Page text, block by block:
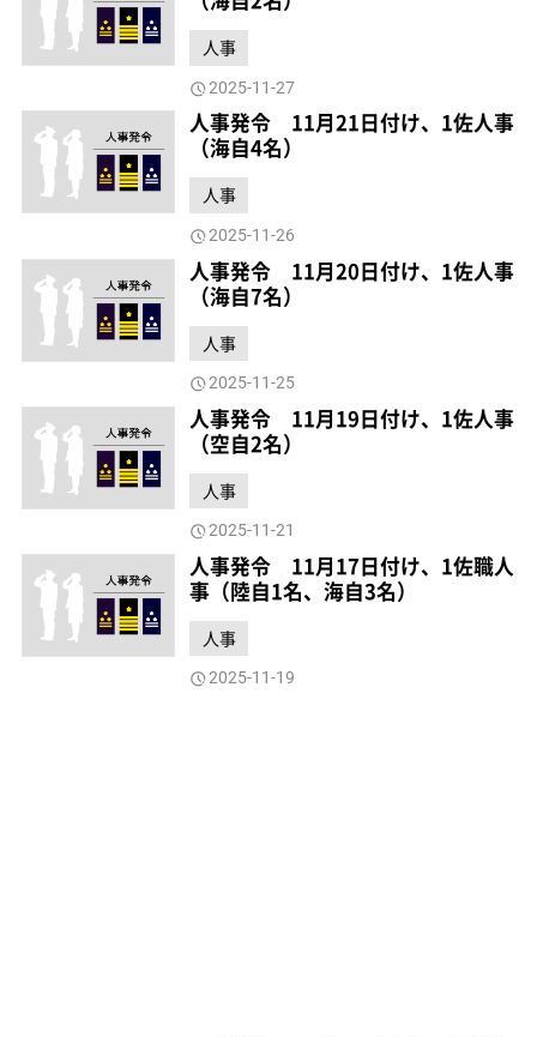
人事
2025-11-27
人事発令 11月21日付け、1佐人事
（海自4名）
人事
2025-11-26
人事発令 11月20日付け、1佐人事
（海自7名）
人事
2025-11-25
人事発令 11月19日付け、1佐人事
（空自2名）
人事
2025-11-21
人事発令 11月17日付け、1佐職人
事（陸自1名、海自3名）
人事
2025-11-19